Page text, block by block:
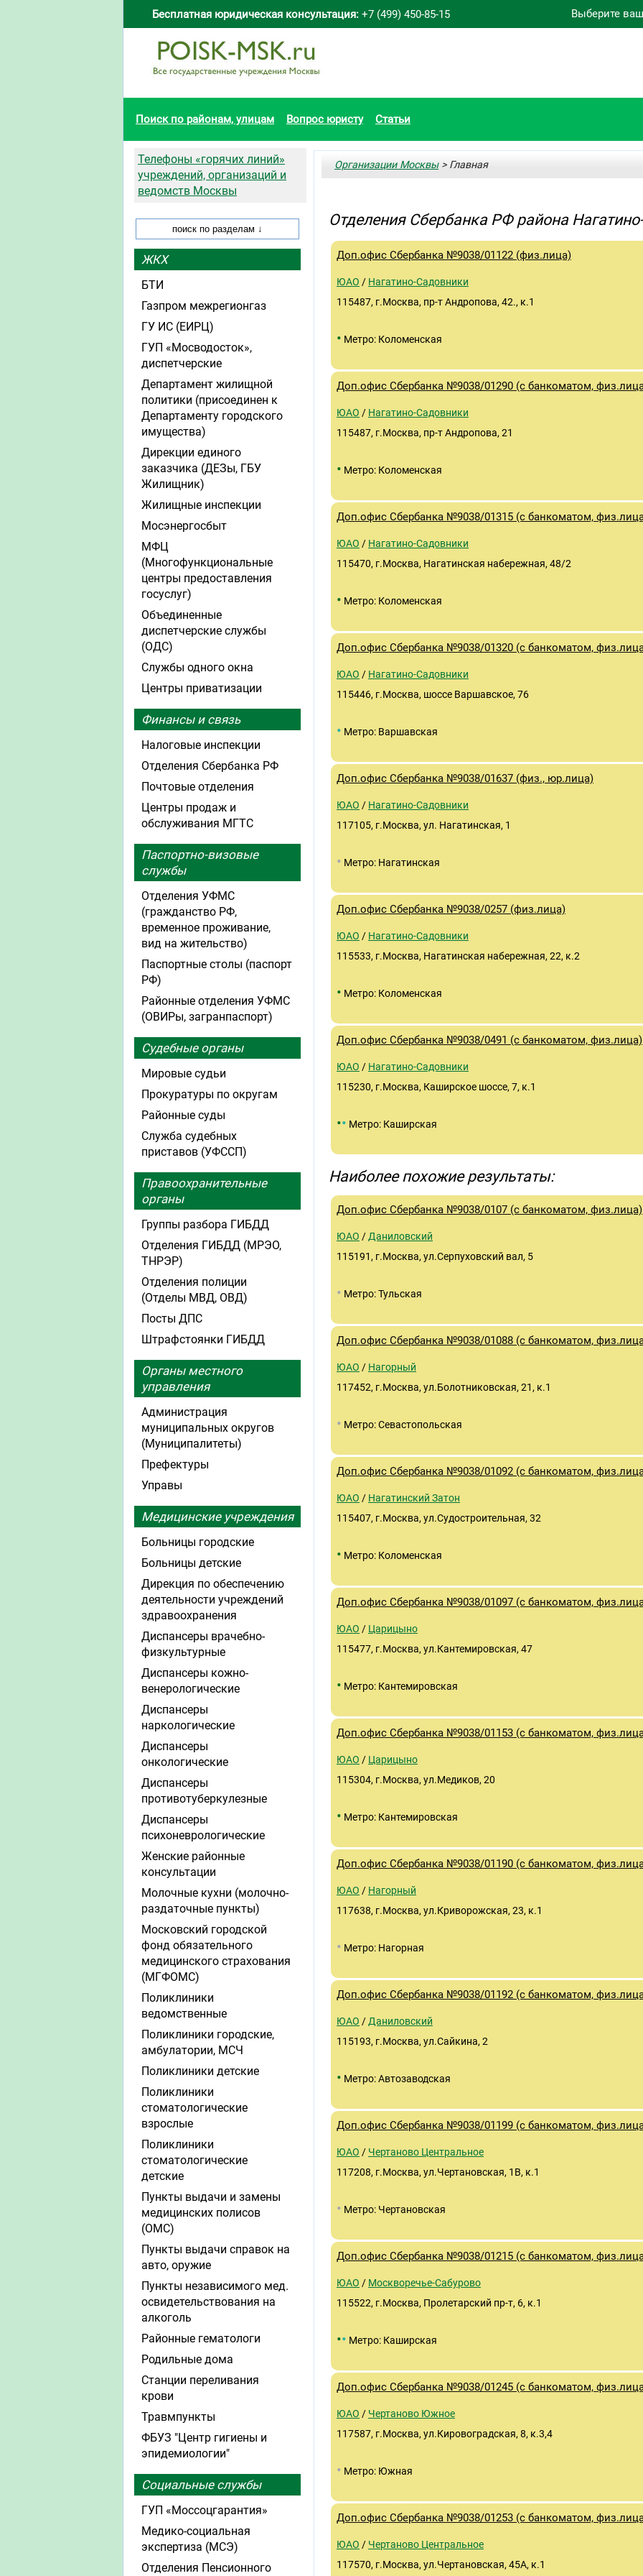
Выберите
Бесплатная юридическая консультация: +7 (499) 450-85-15
Поиск по районам, улицам Вопрос юристу Статьи
Организации Москвы> Главная
Отделения Сбербанка РФ района
Доп.офис Сбербанка №9038/01122 (физ.лица)
ЮАО / Нагатино-Садовники
115487, г.Москва, пр-т Андропова, 42., к.1
• Метро: Коломенская
Доп.офис Сбербанка №9038/01290 (с банкоматом,
ЮАО / Нагатино-Садовники
115487, г.Москва, пр-т Андропова, 21
• Метро: Коломенская
Доп.офис Сбербанка №9038/01315 (с банкоматом,
ЮАО / Нагатино-Садовники
115470, г.Москва, Нагатинская набережная, 48/2
• Метро: Коломенская
Доп.офис Сбербанка №9038/01320 (с банкоматом,
ЮАО / Нагатино-Садовники
115446, г.Москва, шоссе Варшавское, 76
• Метро: Варшавская
Доп.офис Сбербанка №9038/01637 (физ., юр.лица)
ЮАО / Нагатино-Садовники
117105, г.Москва, ул. Нагатинская, 1
• Метро: Нагатинская
Доп.офис Сбербанка №9038/0257 (физ.лица)
ЮАО / Нагатино-Садовники
115533, г.Москва, Нагатинская набережная, 22, к.2
• Метро: Коломенская
Доп.офис Сбербанка №9038/0491 (с банкоматом, физ.лица)
ЮАО / Нагатино-Садовники
115230, г.Москва, Каширское шоссе, 7, к.1
•• Метро: Каширская
Наиболее похожие результаты:
Доп.офис Сбербанка №9038/0107 (с банкоматом, физ.лица)
ЮАО / Даниловский
115191, г.Москва, ул.Серпуховский вал, 5
• Метро: Тульская
Доп.офис Сбербанка №9038/01088 (с банкоматом,
ЮАО / Нагорный
117452, г.Москва, ул.Болотниковская, 21, к.1
• Метро: Севастопольская
Доп.офис Сбербанка №9038/01092 (с банкоматом,
ЮАО / Нагатинский Затон
115407, г.Москва, ул.Судостроительная, 32
• Метро: Коломенская
Доп.офис Сбербанка №9038/01097 (с банкоматом,
ЮАО / Царицыно
115477, г.Москва, ул.Кантемировская, 47
• Метро: Кантемировская
Доп.офис Сбербанка №9038/01153 (с банкоматом,
ЮАО / Царицыно
115304, г.Москва, ул.Медиков, 20
• Метро: Кантемировская
Доп.офис Сбербанка №9038/01190 (с банкоматом,
ЮАО / Нагорный
117638, г.Москва, ул.Криворожская, 23, к.1
• Метро: Нагорная
Доп.офис Сбербанка №9038/01192 (с банкоматом,
ЮАО / Даниловский
115193, г.Москва, ул.Сайкина, 2
• Метро: Автозаводская
Доп.офис Сбербанка №9038/01199 (с банкоматом,
ЮАО / Чертаново Центральное
117208, г.Москва, ул.Чертановская, 1В, к.1
• Метро: Чертановская
Доп.офис Сбербанка №9038/01215 (с банкоматом,
ЮАО / Москворечье-Сабурово
115522, г.Москва, Пролетарский пр-т, 6, к.1
•• Метро: Каширская
Доп.офис Сбербанка №9038/01245 (с банкоматом,
ЮАО / Чертаново Южное
117587, г.Москва, ул.Кировоградская, 8, к.3,4
• Метро: Южная
Доп.офис Сбербанка №9038/01253 (с банкоматом,
ЮАО / Чертаново Центральное
117570, г.Москва, ул.Чертановская, 45А, к.1
Телефоны «горячих линий»
учреждений, организаций и
ведомств Москвы
ЖКХ
БТИ
Газпром межрегионгаз
ГУ ИС (ЕИРЦ)
ГУП «Мосводосток»,
диспетчерские
Департамент жилищной
политики (присоединен к
Департаменту городского
имущества)
Дирекции единого
заказчика (ДЕЗы, ГБУ
Жилищник)
Жилищные инспекции
Мосэнергосбыт
МФЦ
(Многофункциональные
центры предоставления
госуслуг)
Объединенные
диспетчерские службы
(ОДС)
Службы одного окна
Центры приватизации
Финансы и связь
Налоговые инспекции
Отделения Сбербанка РФ
Почтовые отделения
Центры продаж и
обслуживания МГТС
Паспортно-визовые
службы
Отделения УФМС
(гражданство РФ,
временное проживание,
вид на жительство)
Паспортные столы (паспорт
РФ)
Районные отделения УФМС
(ОВИРы, загранпаспорт)
Судебные органы
Мировые судьи
Прокуратуры по округам
Районные суды
Служба судебных
приставов (УФССП)
Правоохранительные
органы
Группы разбора ГИБДД
Отделения ГИБДД (МРЭО,
ТНРЭР)
Отделения полиции
(Отделы МВД, ОВД)
Посты ДПС
Штрафстоянки ГИБДД
Органы местного
управления
Администрация
муниципальных округов
(Муниципалитеты)
Префектуры
Управы
Медицинские учреждения
Больницы городские
Больницы детские
Дирекция по обеспечению
деятельности учреждений
здравоохранения
Диспансеры врачебно-
физкультурные
Диспансеры кожно-
венерологические
Диспансеры
наркологические
Диспансеры
онкологические
Диспансеры
противотуберкулезные
Диспансеры
психоневрологические
Женские районные
консультации
Молочные кухни (молочно-
раздаточные пункты)
Московский городской
фонд обязательного
медицинского страхования
(МГФОМС)
Поликлиники
ведомственные
Поликлиники городские,
амбулатории, МСЧ
Поликлиники детские
Поликлиники
стоматологические
взрослые
Поликлиники
стоматологические
детские
Пункты выдачи и замены
медицинских полисов
(ОМС)
Пункты выдачи справок на
авто, оружие
Пункты независимого мед.
освидетельствования на
алкоголь
Районные гематологи
Родильные дома
Станции переливания
крови
Травмпункты
ФБУЗ "Центр гигиены и
эпидемиологии"
Социальные службы
ГУП «Моссоцгарантия»
Медико-социальная
экспертиза (МСЭ)
Отделения Пенсионного